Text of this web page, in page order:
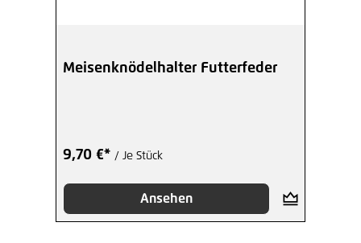
Meisenknödelhalter Futterfeder
9,70 €* / Je Stück
Ansehen